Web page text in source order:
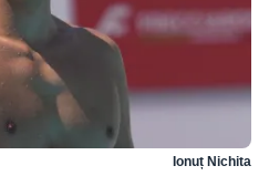
Ionuț Nichita